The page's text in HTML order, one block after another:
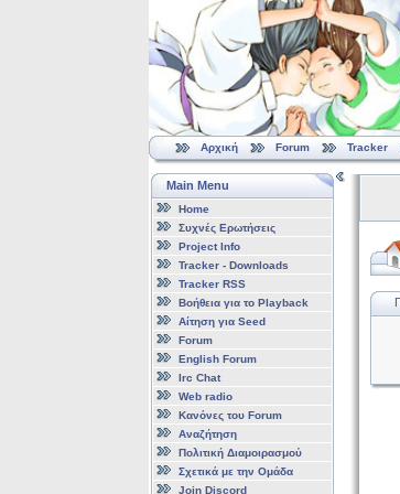
Αρχική Forum Tracker
Main Menu
Home
Συχνές Ερωτήσεις
Project Info
Tracker - Downloads
Tracker RSS
Βοήθεια για το Playback
Αίτηση για Seed
Forum
English Forum
Irc Chat
Web radio
Κανόνες του Forum
Αναζήτηση
Πολιτική Διαμοιρασμού
Σχετικά με την Ομάδα
Join Discord